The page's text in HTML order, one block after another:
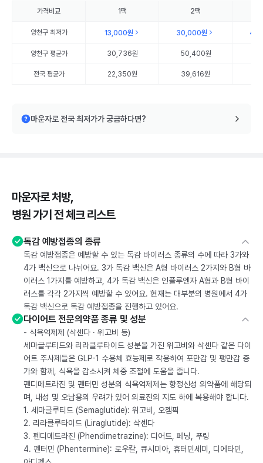
가격비교 1팩 2팩
양천구최저가 13,000원 30,000원
양천구평균가 30,736원 50,400원
전국 평균가 22,350원 39,616원
마운자로 전국 최저가가 궁금하다면?
마운자로 처방,
병원 가기 전 체크 리스트
독감 예방접종의 종류
독감 예방접종은 예방할 수 있는 독감 바이러스 종류의 수에 따라 3가와
4가 백신으로 나뉘어요. 3가 독감 백신은 A형 바이러스 2가지와 B형 바
이러스 1가지를 예방하고, 4가 독감 백신은 인플루엔자 A형과 B형 바이
러스를 각각 2가지씩 예방할 수 있어요. 현재는 대부분의 병원에서 4가
독감 백신으로 독감 예방접종을 진행하고 있어요.
다이어트 전문의약품 종류 및 성분
- 식욕억제제 (삭센다 · 위고비 등)
세마글루티드와 리라클루타이드 성분을 가진 위고비와 삭센다 같은 다이
어트 주사제들은 GLP-1 수용체 효능제로 작용하여 포만감 및 팽만감 증
가와 함께, 식욕을 감소시켜 체중 조절에 도움을 줍니다.
펜디메트라진 및 펜터민 성분의 식욕억제제는 향정신성 의약품에 해당되
며, 내성 및 오남용의 우려가 있어 의료진의 지도 하에 복용해야 합니다.
1. 세마글루티드 (Semaglutide): 위고비, 오젬픽
2. 리라클루타이드 (Liraglutide): 삭센다
3. 펜디메트라진 (Phendimetrazine): 디어트, 페닝, 푸링
4. 펜터민 (Phentermine): 로우칼, 큐시미아, 휴터민세미, 디에타민,